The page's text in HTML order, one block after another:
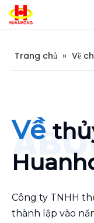
Trang chủ » Về
Về
Công ty TNHH
thành lập vào